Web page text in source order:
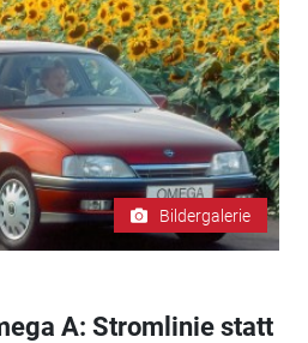
Bildergalerie
A: Stromlinie statt